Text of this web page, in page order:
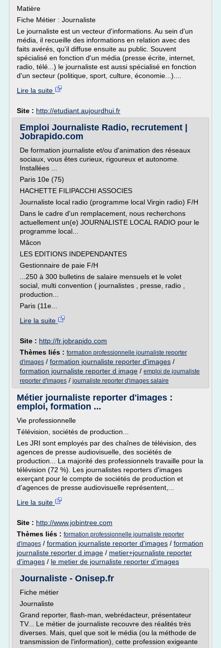
Matière
Fiche Métier : Journaliste
Le journaliste est un vecteur d'informations. Au sein d'un
média, il recueille des informations en relation avec des
faits avérés, qu'il diffuse ensuite au public. Souvent
spécialisé en fonction d'un média (presse écrite, internet,
radio, télé...) le journaliste est aussi spécialisé en fonction
d'un secteur (politique, sport, culture, économie...)....
Lire la suite
Site : http://etudiant.aujourdhui.fr
Emploi Journaliste Radio, recrutement |
Jobrapido.com
De formation journaliste et/ou d'animation des réseaux
sociaux, vous êtes curieux, rigoureux et autonome.
Installées ...
Paris 10e (75)
HACHETTE FILIPACCHI ASSOCIES
Journaliste local radio (programme local Virgin radio) F/H
Dans le cadre d'un remplacement, nous recherchons
actuellement un(e) JOURNALISTE LOCAL RADIO pour le
programme local...
Mâcon
LES EDITIONS INDEPENDANTES
Gestionnaire de paie F/H
...250 à 300 bulletins de salaire mensuels et le volet
social, multi convention ( journalistes , presse, radio ,
production...
Paris (11e...
Lire la suite
Site : http://fr.jobrapido.com
Thèmes liés : formation professionnelle journaliste reporter
d'images / formation journaliste reporter d'images /
formation journaliste reporter d image / emploi de journaliste
reporter d'images / journaliste reporter d'images salaire
Métier journaliste reporter d'images :
emploi, formation ...
Vie professionnelle
Télévision, sociétés de production...
Les JRI sont employés par des chaînes de télévision, des
agences de presse audiovisuelle, des sociétés de
production... La majorité des professionnels travaille pour la
télévision (72 %). Les journalistes reporters d'images
exerçant pour le compte de sociétés de production et
d'agences de presse audiovisuelle représentent,...
Lire la suite
Site : http://www.jobintree.com
Thèmes liés : formation professionnelle journaliste reporter
d'images / formation journaliste reporter d'images / formation
journaliste reporter d image / metier+journaliste reporter
d'images / le metier de journaliste reporter d'images
Journaliste - Onisep.fr
Fiche métier
Journaliste
Grand reporter, flash-man, webrédacteur, présentateur
TV... Le métier de journaliste recouvre des réalités très
diverses. Mais, quel que soit le média (ou la méthode de
transmission de l'information), cette profession exigeante